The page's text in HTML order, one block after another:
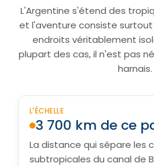
L'Argentine s'étend des
et l'aventure consiste
endroits véritablement
plupart des cas, il n'est pas
harnais.
L'ÉCHELLE
3 700 km de ce
La distance qui sépare les
subtropicales du canal de